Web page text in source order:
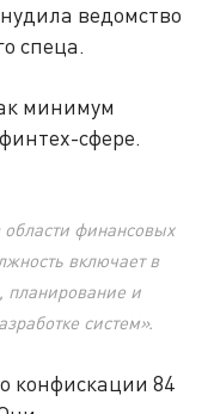
ведомство
спеца.
минимум
сфере.
финансовых
включает в
планирование и
систем».
конфискации 84